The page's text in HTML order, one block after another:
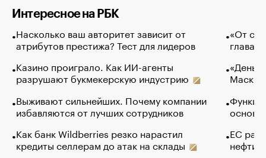
Интересное на РБК
Насколько ваш авторитет зависит от
атрибутов престижа? Тест для лидеров
Казино проиграло. Как ИИ-агенты
разрушают букмекерскую индустрию
Выживают сильнейших. Почему компании
избавляются от лучших сотрудников
Как банк Wildberries резко нарастил
кредиты селлерам до атак на склады
«От
глава
Маск в
основ
ЕС
нефти